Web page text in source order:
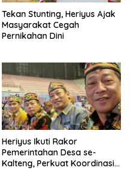
Tekan Stunting, Heriyus Ajak
Masyarakat Cegah
Pernikahan Dini
Heriyus Ikuti Rakor
Pemerintahan Desa se-
Kalteng, Perkuat Koordinasi